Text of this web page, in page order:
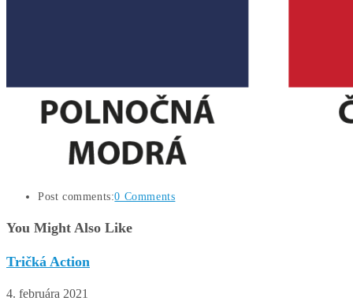
Post comments:0 Comments
You Might Also Like
Tričká Action
4. februára 2021